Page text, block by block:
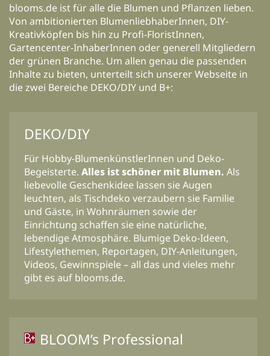
blooms.de ist für alle die Blumen und Pflanzen lieben.
Von ambitionierten BlumenliebhaberInnen, DIY-
Kreativköpfen bis hin zu Profi-FloristInnen,
Gartencenter-InhaberInnen oder generell Mitgliedern
der grünen Branche. Um allen genau die passenden
Inhalte zu bieten, unterteilt sich unserer Webseite in
die zwei Bereiche DEKO/DIY und B+:
DEKO/DIY
Für Hobby-BlumenkünstlerInnen und Deko-
Begeisterte. Alles ist schöner mit Blumen. Als
liebevolle Geschenkidee lassen sie Augen
leuchten, als Tischdeko verzaubern sie Familie
und Gäste, in Wohnräumen sowie der
Einrichtung schaffen sie eine natürliche,
lebendige Atmosphäre. Blumige Deko-Ideen,
Lifestylethemen, Reportagen, DIY-Anleitungen,
Videos, Gewinnspiele – all das und vieles mehr
gibt es auf blooms.de.
BLOOM’s Professional